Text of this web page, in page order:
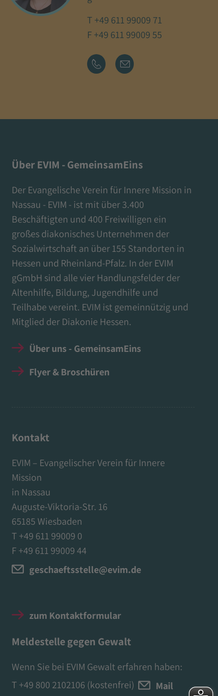
T +49 611 99009 71
F +49 611 99009 55
Über EVIM - GemeinsamEins
Der Evangelische Verein für Innere Mission in
Nassau - EVIM - ist mit über 3.400
Beschäftigten und 400 Freiwilligen ein
großes diakonisches Unternehmen der
Sozialwirtschaft an über 155 Standorten in
Hessen und Rheinland-Pfalz. In der EVIM
gGmbH sind alle vier Handlungsfelder der
Altenhilfe, Bildung, Jugendhilfe und
Teilhabe vereint. EVIM ist gemeinnützig und
Mitglied der Diakonie Hessen.
Über uns - GemeinsamEins
Flyer & Broschüren
Kontakt
EVIM – Evangelischer Verein für Innere
Mission
in Nassau
Auguste-Viktoria-Str. 16
65185 Wiesbaden
T +49 611 99009 0
F +49 611 99009 44
geschaeftsstelle@evim.de
zum Kontaktformular
Meldestelle gegen Gewalt
Wenn Sie bei EVIM Gewalt erfahren haben:
T +49 800 2102106 (kostenfrei) Mail